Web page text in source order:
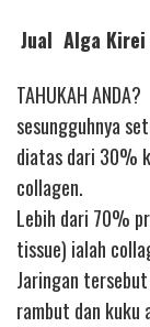
Jual Alga Kirei
TAHUKAH ANDA?
sesungguhnya
diatas dari 30%
collagen.
Lebih dari 70%
tissue) ialah
Jaringan
rambut dan kuku